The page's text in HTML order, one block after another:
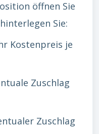
öffnen Sie
Sie:
Kostenpreis je
Zuschlag
Zuschlag